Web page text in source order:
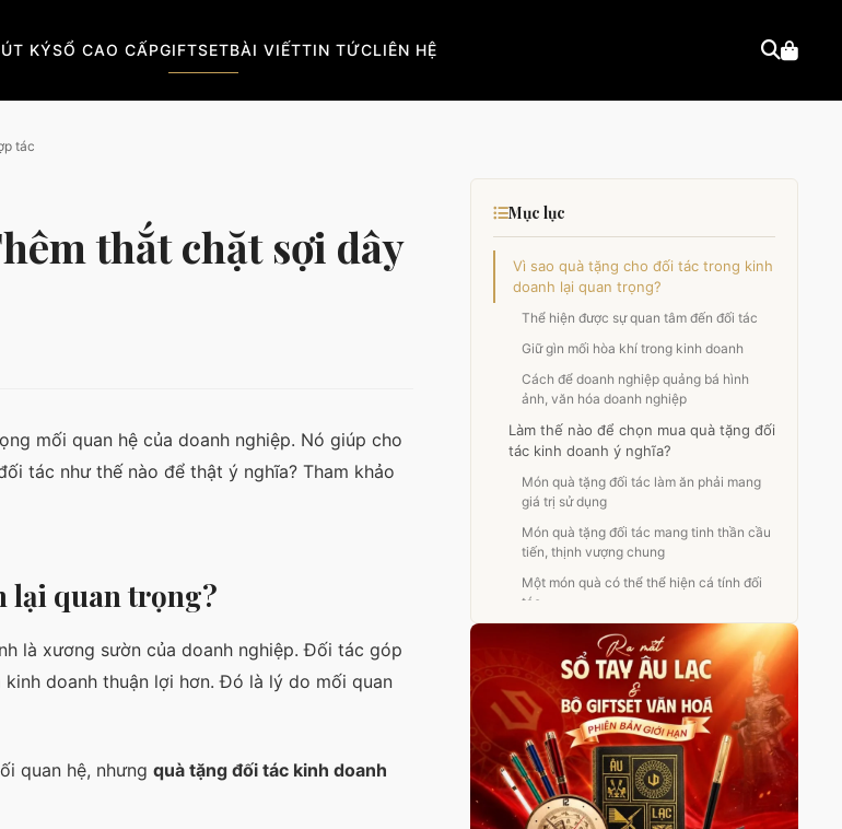
KÝSỔ CAO CẤPGIFTSETBÀI VIẾTTIN TỨCLIÊN HỆ
tác
thắt chặt sợi dây
mối quan hệ của doanh nghiệp. Nó giúp cho
tác như thế nào để thật ý nghĩa? Tham khảo
lại quan trọng?
là xương sườn của doanh nghiệp. Đối tác góp
doanh thuận lợi hơn. Đó là lý do mối quan
quan hệ, nhưng quà tặng đối tác kinh doanh
Mục lục
Vì sao quà tặng cho đối tác trong kinh
doanh lại quan trọng?
Thể hiện được sự quan tâm đến đối tác
Giữ gìn mối hòa khí trong kinh doanh
Cách để doanh nghiệp quảng bá hình
ảnh, văn hóa doanh nghiệp
Làm thế nào để chọn mua quà tặng đối
tác kinh doanh ý nghĩa?
Món quà tặng đối tác làm ăn phải mang
giá trị sử dụng
Món quà tặng đối tác mang tinh thần cầu
tiến, thịnh vượng chung
Một món quà có thể thể hiện cá tính đối
tác
Leon Dio – Nơi doanh nghiệp tìm thấy
quà tặng đối tác cao cấp